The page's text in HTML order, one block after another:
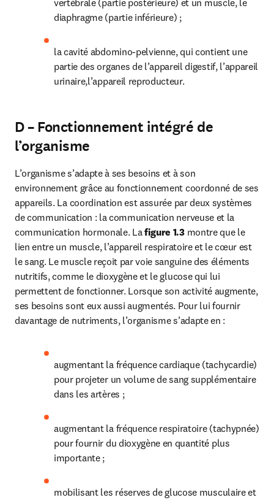
vertébrale (partie postérieure) et un muscle, le
diaphragme (partie inférieure) ;
la cavité abdomino-pelvienne, qui contient une
partie des organes de l’appareil digestif, l’appareil
urinaire,l’appareil reproducteur.
D – Fonctionnement intégré de
l’organisme
L’organisme s’adapte à ses besoins et à son
environnement grâce au fonctionnement coordonné de ses
appareils. La coordination est assurée par deux systèmes
de communication : la communication nerveuse et la
communication hormonale. La figure 1.3 montre que le
lien entre un muscle, l’appareil respiratoire et le cœur est
le sang. Le muscle reçoit par voie sanguine des éléments
nutritifs, comme le dioxygène et le glucose qui lui
permettent de fonctionner. Lorsque son activité augmente,
ses besoins sont eux aussi augmentés. Pour lui fournir
davantage de nutriments, l’organisme s’adapte en :
augmentant la fréquence cardiaque (tachycardie)
pour projeter un volume de sang supplémentaire
dans les artères ;
augmentant la fréquence respiratoire (tachypnée)
pour fournir du dioxygène en quantité plus
importante ;
mobilisant les réserves de glucose musculaire et